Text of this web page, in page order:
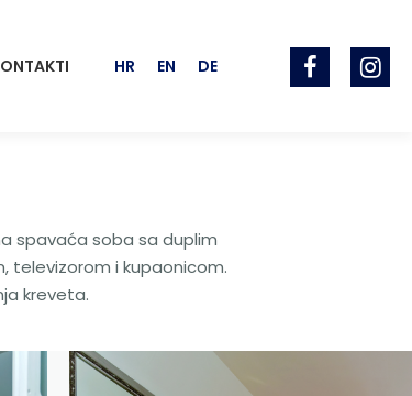
HR EN DE
spavaća soba sa duplim
televizorom i kupaonicom.
kreveta.